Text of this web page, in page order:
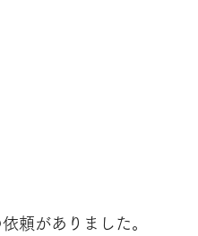
頼がありました。